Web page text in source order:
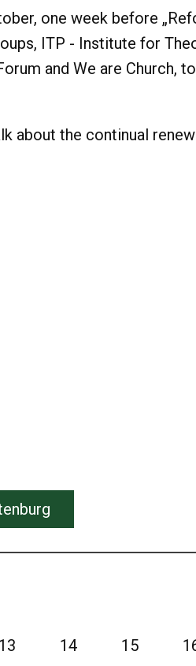
one week before
ITP - Institute for
and We are Church,
about the continual
13 14 15